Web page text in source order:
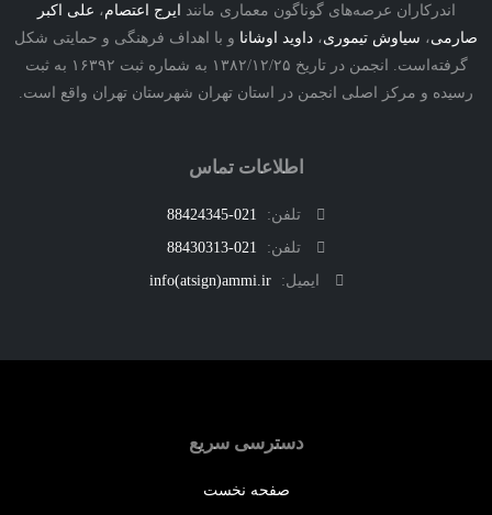
عرصه‌های گوناگون معماری مانندایرج اعتصام،علی اکبر
،سیاوش تیموری،داوید اوشاناو با اهداف فرهنگی و حمایتی شکل
گرفته‌است. انجمن در تاریخ ۱۳۸۲/۱۲/۲۵ به شماره ثبت ۱۶۳۹۲ به ثبت
و مرکز اصلی انجمن در استان تهران شهرستان تهران واقع است.
اطلاعات تماس
تلفن:
021-88424345
تلفن:
021-88430313
ایمیل:
info(atsign)ammi.ir
دسترسی سریع
صفحه نخست